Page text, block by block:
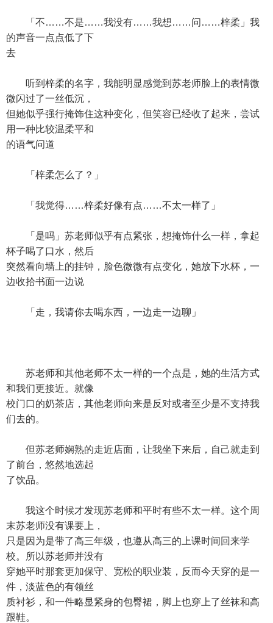
「不……不是……我没有……我想……问……梓柔」我
的声音一点点低了下
去
听到梓柔的名字，我能明显感觉到苏老师脸上的表情微
微闪过了一丝低沉，
但她似乎强行掩饰住这种变化，但笑容已经收了起来，尝试
用一种比较温柔平和
的语气问道
「梓柔怎么了？」
「我觉得……梓柔好像有点……不太一样了」
「是吗」苏老师似乎有点紧张，想掩饰什么一样，拿起
杯子喝了口水，然后
突然看向墙上的挂钟，脸色微微有点变化，她放下水杯，一
边收拾书面一边说
「走，我请你去喝东西，一边走一边聊」
苏老师和其他老师不太一样的一个点是，她的生活方式
和我们更接近。就像
校门口的奶茶店，其他老师向来是反对或者至少是不支持我
们去的。
但苏老师娴熟的走近店面，让我坐下来后，自己就走到
了前台，悠然地选起
了饮品。
我这个时候才发现苏老师和平时有些不太一样。这个周
末苏老师没有课要上，
只是因为是带了高三年级，也遵从高三的上课时间回来学
校。所以苏老师并没有
穿她平时那套更加保守、宽松的职业装，反而今天穿的是一
件，淡蓝色的有领丝
质衬衫，和一件略显紧身的包臀裙，脚上也穿上了丝袜和高
跟鞋。